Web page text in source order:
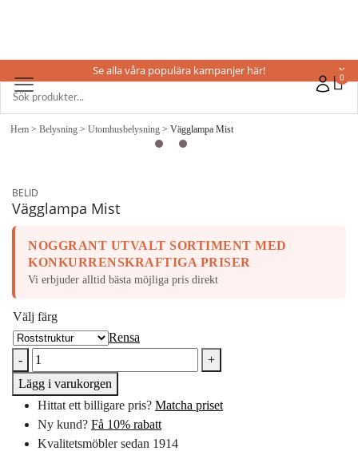
0
Se alla våra populära kampanjer här! X
Hem > Belysning > Utomhusbelysning > Vägglampa Mist
BELID
Vägglampa Mist
NOGGRANT UTVALT SORTIMENT MED
KONKURRENSKRAFTIGA PRISER
Vi erbjuder alltid bästa möjliga pris direkt
Välj färg
Rensa
-
+
Lägg i varukorgen
Hittat ett billigare pris? Matcha priset
Ny kund? Få 10% rabatt
Kvalitetsmöbler sedan 1914